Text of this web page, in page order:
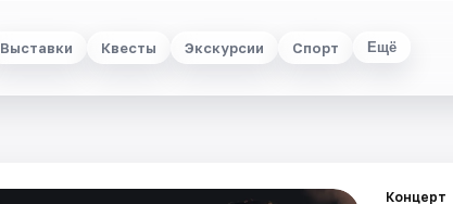
Выставки Квесты Экскурсии Спорт Ещё
Концерт